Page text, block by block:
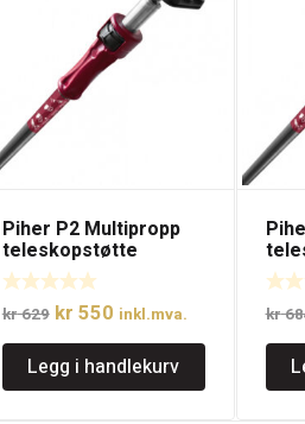
Piher P2 Multipropp
teleskopstøtte
kr629 Opprinnelig
pris
var:
kr 629.
kr 550Nåværende
pris
er:
kr 550.
inkl.mva.
Legg i handlekurv
kr